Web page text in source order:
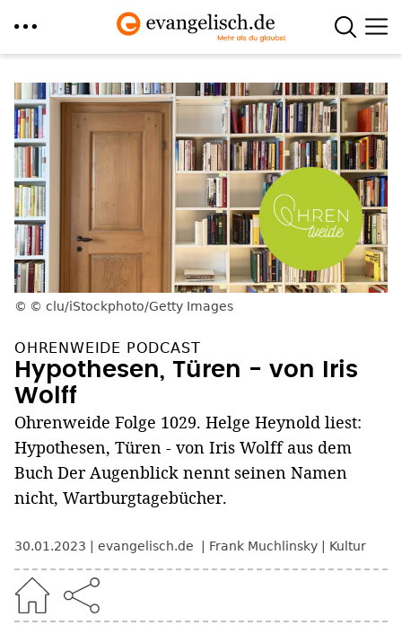
zum
Inhalt
© clu/iStockphoto/Getty Images
OHRENWEIDE PODCAST
Hypothesen, Türen - von Iris
Wolff
Ohrenweide Folge 1029. Helge Heynold liest:
Hypothesen, Türen - von Iris Wolff aus dem
Buch Der Augenblick nennt seinen Namen
nicht, Wartburgtagebücher.
30.01.2023 evangelisch.de Frank Muchlinsky Kultur